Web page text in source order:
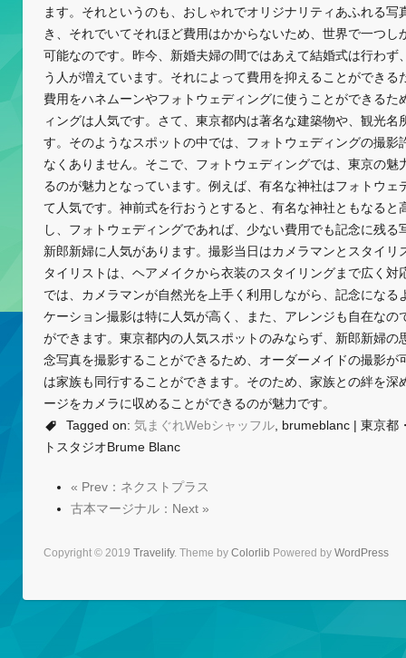
ます。それというのも、おしゃれでオリジナリティあふれる写
き、それでいてそれほど費用はかからないため、世界で一つし
可能なのです。昨今、新婚夫婦の間ではあえて結婚式は行わず
う人が増えています。それによって費用を抑えることができる
費用をハネムーンやフォトウェディングに使うことができるた
ィングは人気です。さて、東京都内は著名な建築物や、観光名
す。そのようなスポットの中では、フォトウェディングの撮影
なくありません。そこで、フォトウェディングでは、東京の魅
るのが魅力となっています。例えば、有名な神社はフォトウェ
て人気です。神前式を行おうとすると、有名な神社ともなると
し、フォトウェディングであれば、少ない費用でも記念に残る
新郎新婦に人気があります。撮影当日はカメラマンとスタイリ
タイリストは、ヘアメイクから衣装のスタイリングまで広く対
では、カメラマンが自然光を上手く利用しながら、記念になる
ケーション撮影は特に人気が高く、また、アレンジも自在なの
ができます。東京都内の人気スポットのみならず、新郎新婦の
念写真を撮影することができるため、オーダーメイドの撮影が
は家族も同行することができます。そのため、家族との絆を深
ージをカメラに収めることができるのが魅力です。
Tagged on: 気まぐれWebシャッフル, brumeblanc | 東京都
トスタジオBrume Blanc
« Prev：ネクストプラス
古本マージナル：Next »
Copyright © 2019 Travelify. Theme by Colorlib Powered by WordPress